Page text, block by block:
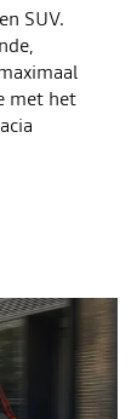
SUV.
met het